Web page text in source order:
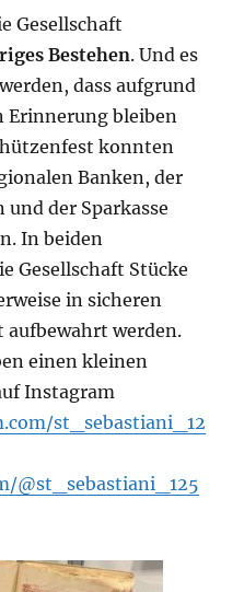
Gesellschaft
Bestehen. Und es
dass aufgrund
Erinnerung bleiben
konnten
Banken, der
und der Sparkasse
In beiden
Gesellschaft Stücke
in sicheren
aufbewahrt werden.
einen kleinen
Instagram
st_sebastiani_12
@st_sebastiani_125